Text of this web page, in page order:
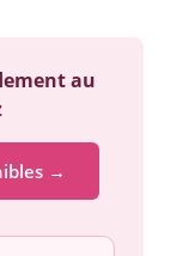
au
→